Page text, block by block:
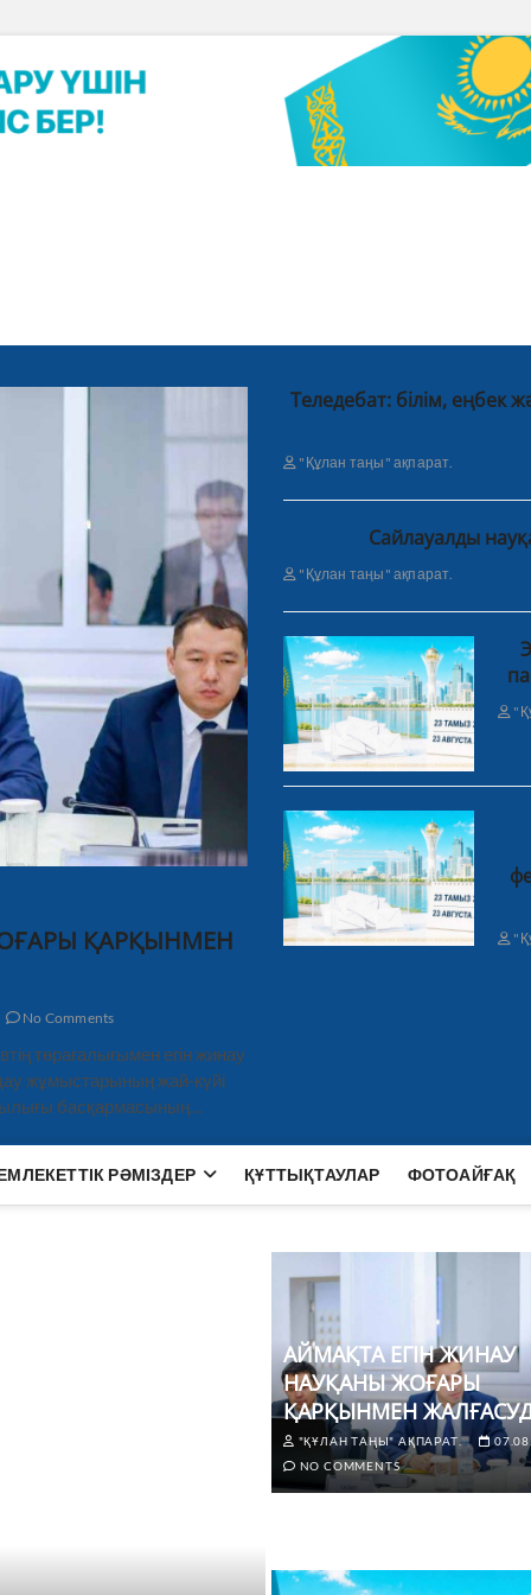
ҚАРҚЫНМЕН
No Comments
төрағалығымен егін жинау
жұмыстарының жай-күйі
басқармасының…
Теледебат: білім, еңбек
"Құлан таңы" ақпарат.
Сайлауалды
"Құлан таңы" ақпарат.
РӘМІЗДЕР ҚҰТТЫҚТАУЛАР ФОТОАЙҒАҚ
АЙМАҚТА ЕГІН ЖИНАУ
НАУҚАНЫ ЖОҒАРЫ
ҚАРҚЫНМЕН
"ҚҰЛАН ТАҢЫ" АҚПАРАТ.
NO COMMENTS